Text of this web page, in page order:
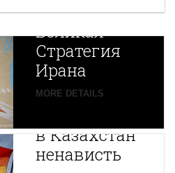
Новая
Великая
Стратегия
Ирана
MORE DETAILS
Путин
в Казахстан
ненависть
Центральной
Азии